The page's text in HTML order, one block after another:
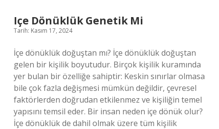
Içe Dönüklük Genetik Mi
Tarih: Kasım 17, 2024
İçe dönüklük doğuştan mı? İçe dönüklük doğuştan
gelen bir kişilik boyutudur. Birçok kişilik kuramında
yer bulan bir özelliğe sahiptir: Keskin sınırlar olmasa
bile çok fazla değişmesi mümkün değildir, çevresel
faktörlerden doğrudan etkilenmez ve kişiliğin temel
yapısını temsil eder. Bir insan neden içe dönük olur?
İçe dönüklük de dahil olmak üzere tüm kişilik